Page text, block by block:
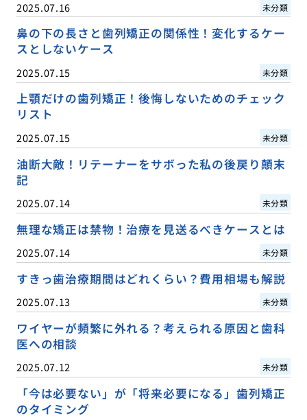
2025.07.16 未分類
鼻の下の長さと歯列矯正の関係性！変化するケー
スとしないケース
2025.07.15 未分類
上顎だけの歯列矯正！後悔しないためのチェック
リスト
2025.07.15 未分類
油断大敵！リテーナーをサボった私の後戻り顛末
記
2025.07.14 未分類
無理な矯正は禁物！治療を見送るべきケースとは
2025.07.14 未分類
すきっ歯治療期間はどれくらい？費用相場も解説
2025.07.13 未分類
ワイヤーが頻繁に外れる？考えられる原因と歯科
医への相談
2025.07.12 未分類
「今は必要ない」が「将来必要になる」歯列矯正
のタイミング